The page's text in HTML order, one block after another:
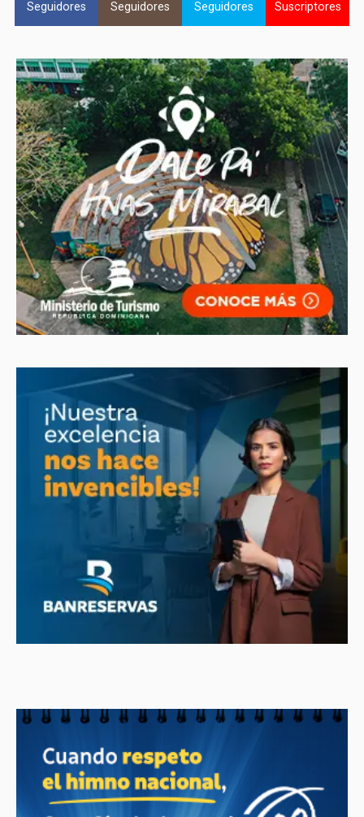
Seguidores
Seguidores
Seguidores
Suscriptores